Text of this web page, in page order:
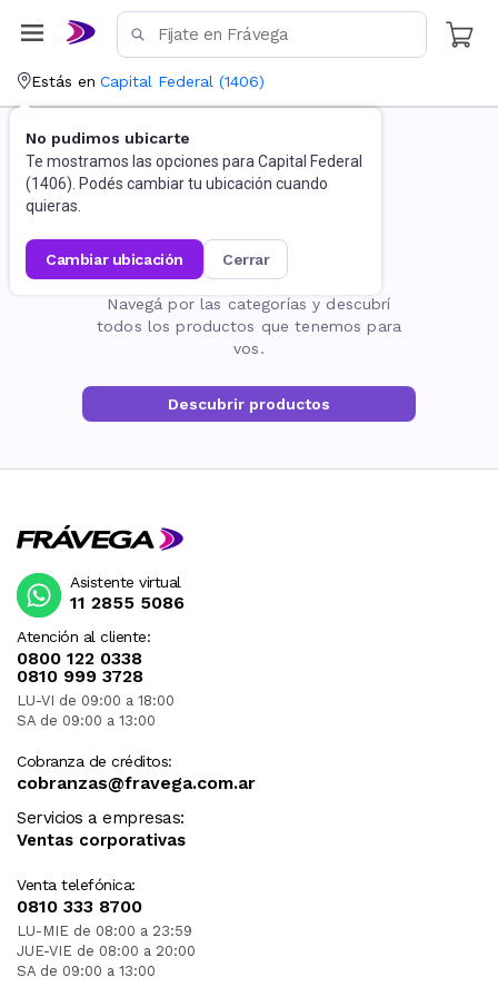
Estás en Capital Federal (1406)
No pudimos ubicarte
Te mostramos las opciones para Capital Federal
(1406). Podés cambiar tu ubicación cuando
quieras.
cambiar ubicación cerrar
La página no existe
Navegá por las categorías y descubrí
todos los productos que tenemos para
vos.
Descubrir productos
Atención al cliente:
0800 122 0338
0810 999 3728
LU-VI de 09:00 a 18:00
SA de 09:00 a 13:00
Cobranza de créditos:
cobranzas@fravega.com.ar
Servicios a empresas:
Ventas corporativas
Venta telefónica:
0810 333 8700
LU-MIE de 08:00 a 23:59
JUE-VIE de 08:00 a 20:00
SA de 09:00 a 13:00
Asistente virtual
11 2855 5086